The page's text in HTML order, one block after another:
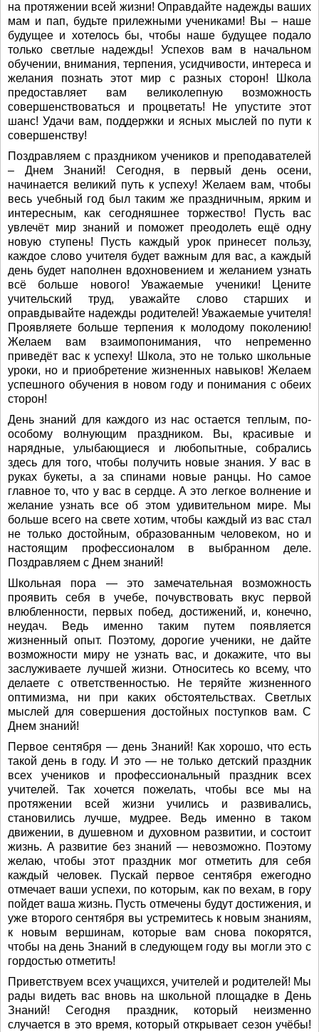
на протяжении всей жизни! Оправдайте надежды ваших
мам и пап, будьте прилежными учениками! Вы – наше
будущее и хотелось бы, чтобы наше будущее подало
только светлые надежды! Успехов вам в начальном
обучении, внимания, терпения, усидчивости, интереса и
желания познать этот мир с разных сторон! Школа
предоставляет вам великолепную возможность
совершенствоваться и процветать! Не упустите этот
шанс! Удачи вам, поддержки и ясных мыслей по пути к
совершенству!
Поздравляем с праздником учеников и преподавателей
– Днем Знаний! Сегодня, в первый день осени,
начинается великий путь к успеху! Желаем вам, чтобы
весь учебный год был таким же праздничным, ярким и
интересным, как сегодняшнее торжество! Пусть вас
увлечёт мир знаний и поможет преодолеть ещё одну
новую ступень! Пусть каждый урок принесет пользу,
каждое слово учителя будет важным для вас, а каждый
день будет наполнен вдохновением и желанием узнать
всё больше нового! Уважаемые ученики! Цените
учительский труд, уважайте слово старших и
оправдывайте надежды родителей! Уважаемые учителя!
Проявляете больше терпения к молодому поколению!
Желаем вам взаимопонимания, что непременно
приведёт вас к успеху! Школа, это не только школьные
уроки, но и приобретение жизненных навыков! Желаем
успешного обучения в новом году и понимания с обеих
сторон!
День знаний для каждого из нас остается теплым, по-
особому волнующим праздником. Вы, красивые и
нарядные, улыбающиеся и любопытные, собрались
здесь для того, чтобы получить новые знания. У вас в
руках букеты, а за спинами новые ранцы. Но самое
главное то, что у вас в сердце. А это легкое волнение и
желание узнать все об этом удивительном мире. Мы
больше всего на свете хотим, чтобы каждый из вас стал
не только достойным, образованным человеком, но и
настоящим профессионалом в выбранном деле.
Поздравляем с Днем знаний!
Школьная пора — это замечательная возможность
проявить себя в учебе, почувствовать вкус первой
влюбленности, первых побед, достижений, и, конечно,
неудач. Ведь именно таким путем появляется
жизненный опыт. Поэтому, дорогие ученики, не дайте
возможности миру не узнать вас, и докажите, что вы
заслуживаете лучшей жизни. Относитесь ко всему, что
делаете с ответственностью. Не теряйте жизненного
оптимизма, ни при каких обстоятельствах. Светлых
мыслей для совершения достойных поступков вам. С
Днем знаний!
Первое сентября — день Знаний! Как хорошо, что есть
такой день в году. И это — не только детский праздник
всех учеников и профессиональный праздник всех
учителей. Так хочется пожелать, чтобы все мы на
протяжении всей жизни учились и развивались,
становились лучше, мудрее. Ведь именно в таком
движении, в душевном и духовном развитии, и состоит
жизнь. А развитие без знаний — невозможно. Поэтому
желаю, чтобы этот праздник мог отметить для себя
каждый человек. Пускай первое сентября ежегодно
отмечает ваши успехи, по которым, как по вехам, в гору
пойдет ваша жизнь. Пусть отмечены будут достижения, и
уже второго сентября вы устремитесь к новым знаниям,
к новым вершинам, которые вам снова покорятся,
чтобы на день Знаний в следующем году вы могли это с
гордостью отметить!
Приветствуем всех учащихся, учителей и родителей! Мы
рады видеть вас вновь на школьной площадке в День
Знаний! Сегодня праздник, который неизменно
случается в это время, который открывает сезон учёбы!